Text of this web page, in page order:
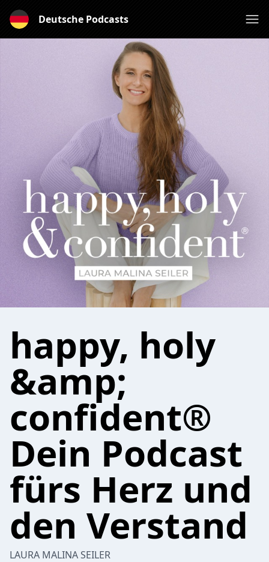
Deutsche Podcasts
happy, holy
&amp;
confident®
Dein Podcast
fürs Herz und
den Verstand
LAURA MALINA SEILER